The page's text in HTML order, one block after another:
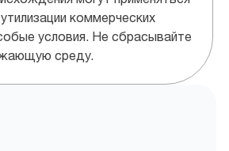
коммерческих
условия. Не сбрасывайте
среду.